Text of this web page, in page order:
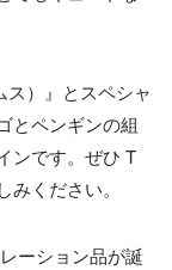
）』とスペシャ
とペンギンの組
ンです。ぜひ T
ください。
ーション品が誕